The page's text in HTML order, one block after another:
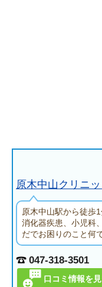
原木中山クリニッ
原木中山駅から徒歩
消化器疾患、小児科
だでお困りのこと何
047-318-3501
口コミ情報を